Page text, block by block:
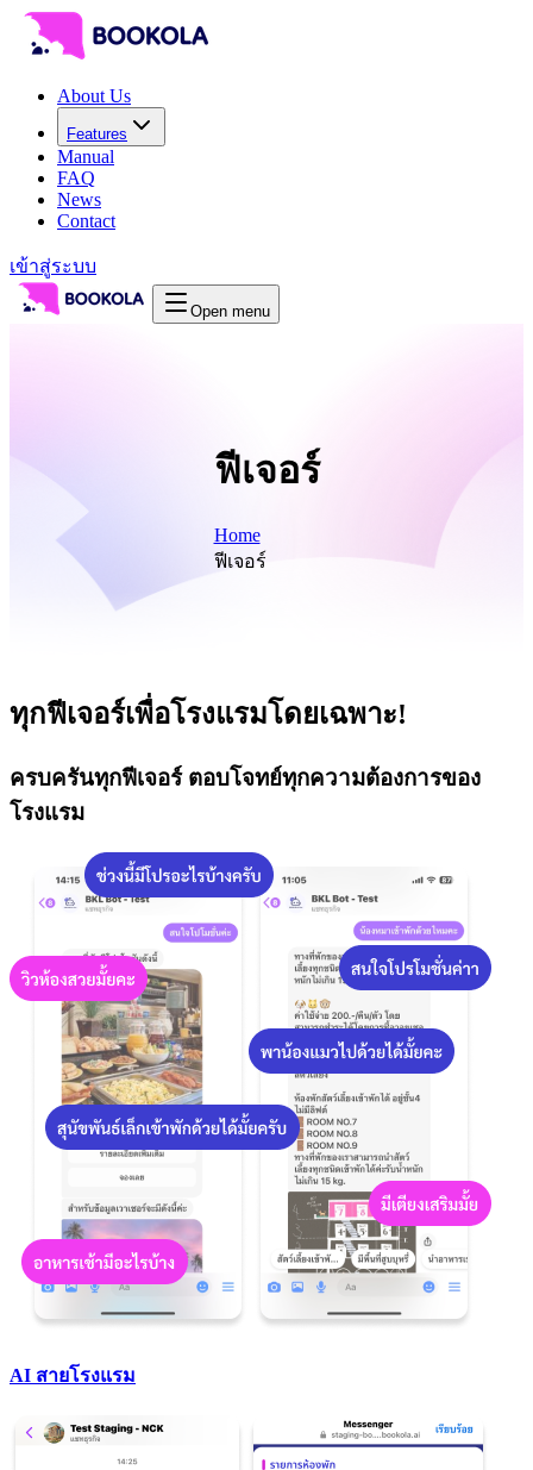
About Us
Features
Manual
FAQ
News
Contact
เข้าสู่ระบบ
Open menu
ฟีเจอร์
Home
ฟีเจอร์
ทุกฟีเจอร์เพื่อโรงแรมโดยเฉพาะ!
ครบครันทุกฟีเจอร์ ตอบโจทย์ทุกความต้องการของ
โรงแรม
AI สายโรงแรม